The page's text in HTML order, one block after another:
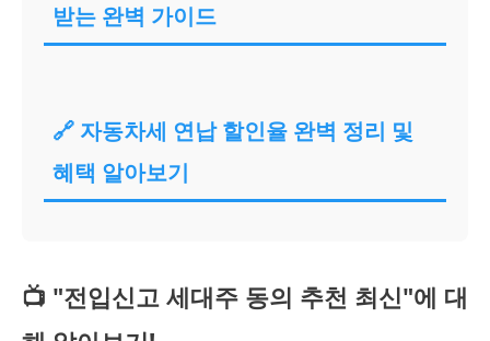
받는 완벽 가이드
🔗 자동차세 연납 할인율 완벽 정리 및
혜택 알아보기
📺 "전입신고 세대주 동의 추천 최신"에 대